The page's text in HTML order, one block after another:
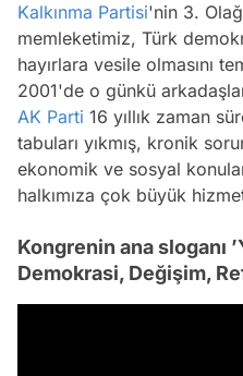
Kalkınma Partisi'nin 3.
memleketimiz, Türk
hayırlara vesile olmasını
2001'de o günkü
AK Parti 16 yıllık zaman
tabuları yıkmış, kronik
ekonomik ve sosyal
halkımıza çok büyük
Kongrenin ana sloganı
Demokrasi, Değişim,